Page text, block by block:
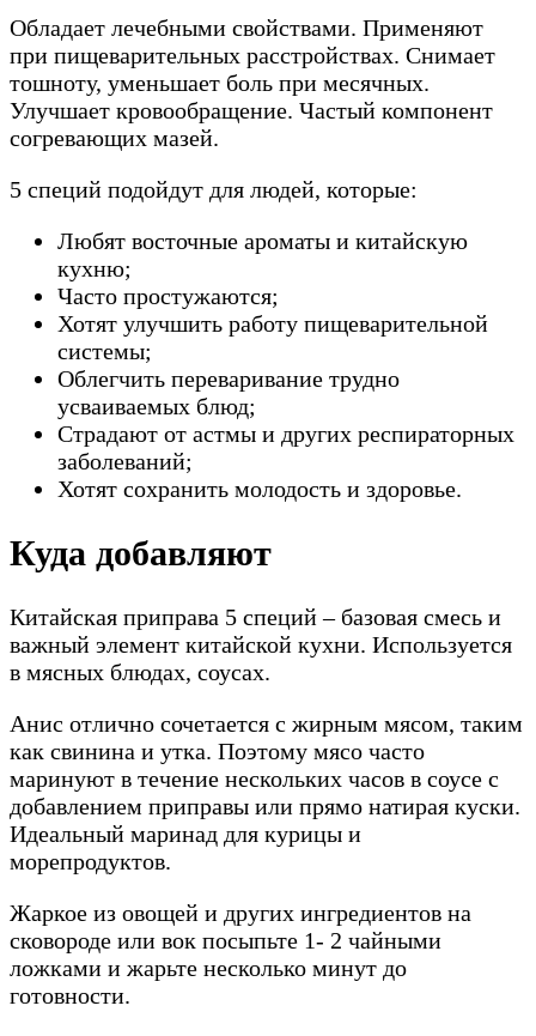
Обладает лечебными свойствами. Применяют
при пищеварительных расстройствах. Снимает
тошноту, уменьшает боль при месячных.
Улучшает кровообращение. Частый компонент
согревающих мазей.
5 специй подойдут для людей, которые:
Любят восточные ароматы и китайскую
кухню;
Часто простужаются;
Хотят улучшить работу пищеварительной
системы;
Облегчить переваривание трудно
усваиваемых блюд;
Страдают от астмы и других респираторных
заболеваний;
Хотят сохранить молодость и здоровье.
Куда добавляют
Китайская приправа 5 специй – базовая смесь и
важный элемент китайской кухни. Используется
в мясных блюдах, соусах.
Анис отлично сочетается с жирным мясом, таким
как свинина и утка. Поэтому мясо часто
маринуют в течение нескольких часов в соусе с
добавлением приправы или прямо натирая куски.
Идеальный маринад для курицы и
морепродуктов.
Жаркое из овощей и других ингредиентов на
сковороде или вок посыпьте 1- 2 чайными
ложками и жарьте несколько минут до
готовности.